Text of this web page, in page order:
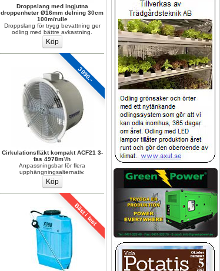
Droppslang med ingjutna
droppenheter Ø16mm delning 30cm
100m/rulle
Droppslang för trygg bevattning ger
odling med bättre avkastning.
3990.-
Cirkulationsfläkt kompakt ACF21 3-
fas 4978m³/h
Anpassningsbar för flera
upphängningsalternativ.
Bäst i test